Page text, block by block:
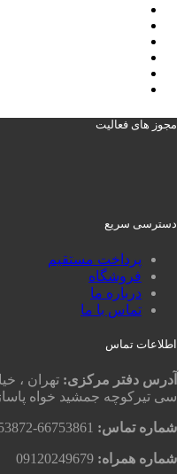
مجوز های فعالیت
دسترسی سریع
پرداخت مستقیم
فروشگاه
درباره ما
تماس با ما
اطلاعات تماس
آدرس دفتر مرکزی: تهران ،
سی تیرکوچه جمشید خواه پاساژ
شماره تماس:
شماره همراه: